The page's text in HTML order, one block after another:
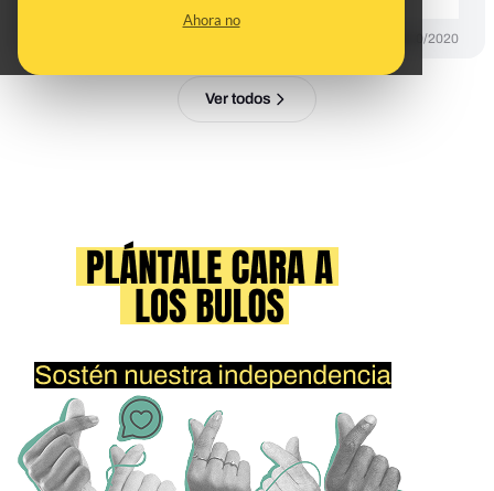
Ahora no
09/10/2020
Ver todos